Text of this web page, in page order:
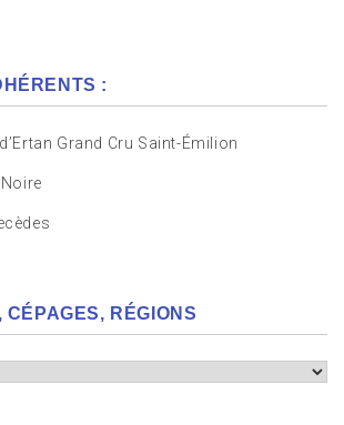
:
Grand Cru Saint-Émilion
RÉGIONS